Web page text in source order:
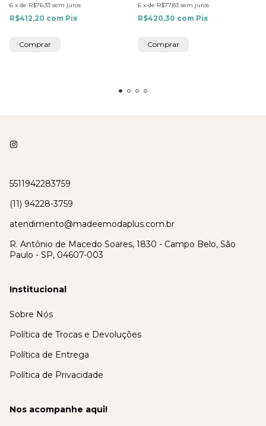
6 x de R$76,33 sem juros
R$412,20 com Pix
Comprar
6 x de R$77,83 sem juros
R$420,30 com Pix
Comprar
5511942283759
(11) 94228-3759
atendimento@madeemodaplus.com.br
R. Antônio de Macedo Soares, 1830 - Campo Belo, São
Paulo - SP, 04607-003
Institucional
Sobre Nós
Política de Trocas e Devoluções
Política de Entrega
Política de Privacidade
Nos acompanhe aqui!